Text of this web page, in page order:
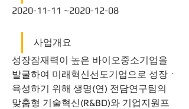
2020-11-11 ~2020-12-08
사업개요
성장잠재력이 높은 바이오중소기업을
발굴하여 미래혁신선도기업으로 성장ㆍ
육성하기 위해 생명(연) 전담연구팀의
맞춤형 기술혁신(R&BD)와 기업지원프